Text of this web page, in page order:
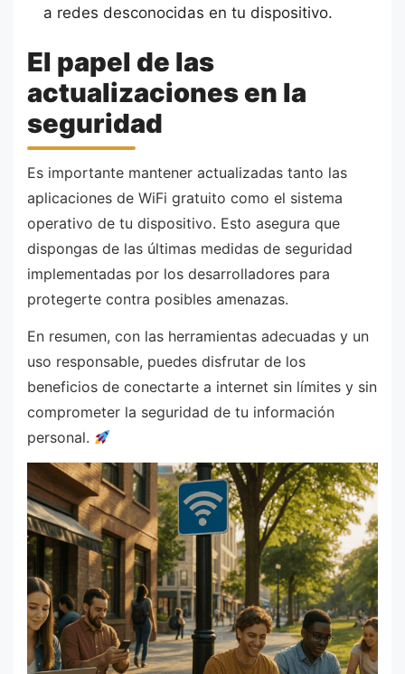
a redes desconocidas en tu dispositivo.
El papel de las
actualizaciones en la
seguridad
Es importante mantener actualizadas tanto las
aplicaciones de WiFi gratuito como el sistema
operativo de tu dispositivo. Esto asegura que
dispongas de las últimas medidas de seguridad
implementadas por los desarrolladores para
protegerte contra posibles amenazas.
En resumen, con las herramientas adecuadas y un
uso responsable, puedes disfrutar de los
beneficios de conectarte a internet sin límites y sin
comprometer la seguridad de tu información
personal.